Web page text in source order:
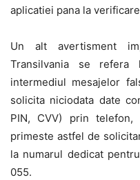
aplicatiei pana la
Un alt avertisment
Transilvania se
intermediul mesajelor
solicita niciodata date
PIN, CVV) prin telefon,
primeste astfel de
la numarul dedicat
055.